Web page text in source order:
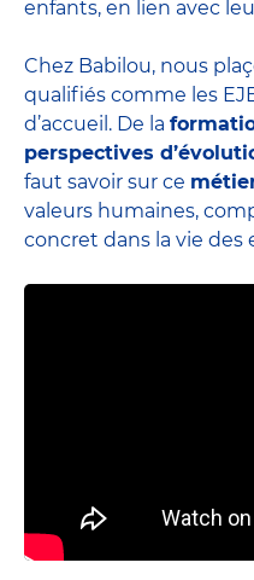
enfants, en lien avec
Chez Babilou, nous
qualifiés comme les
d’accueil. De la
perspectives
faut savoir sur ce
valeurs humaines,
concret dans la vie des